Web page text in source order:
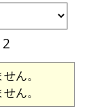
2
ん。
ん。